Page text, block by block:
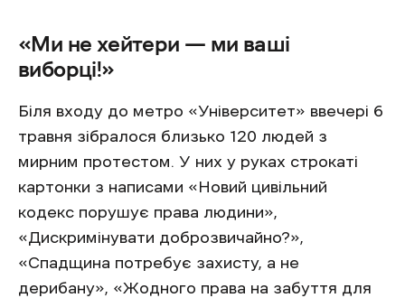
«Ми не хейтери — ми ваші
виборці!»
Біля входу до метро «Університет» ввечері 6
травня зібралося близько 120 людей з
мирним протестом. У них у руках строкаті
картонки з написами «Новий цивільний
кодекс порушує права людини»,
«Дискримінувати доброзвичайно?»,
«Спадщина потребує захисту, а не
дерибану», «Жодного права на забуття для